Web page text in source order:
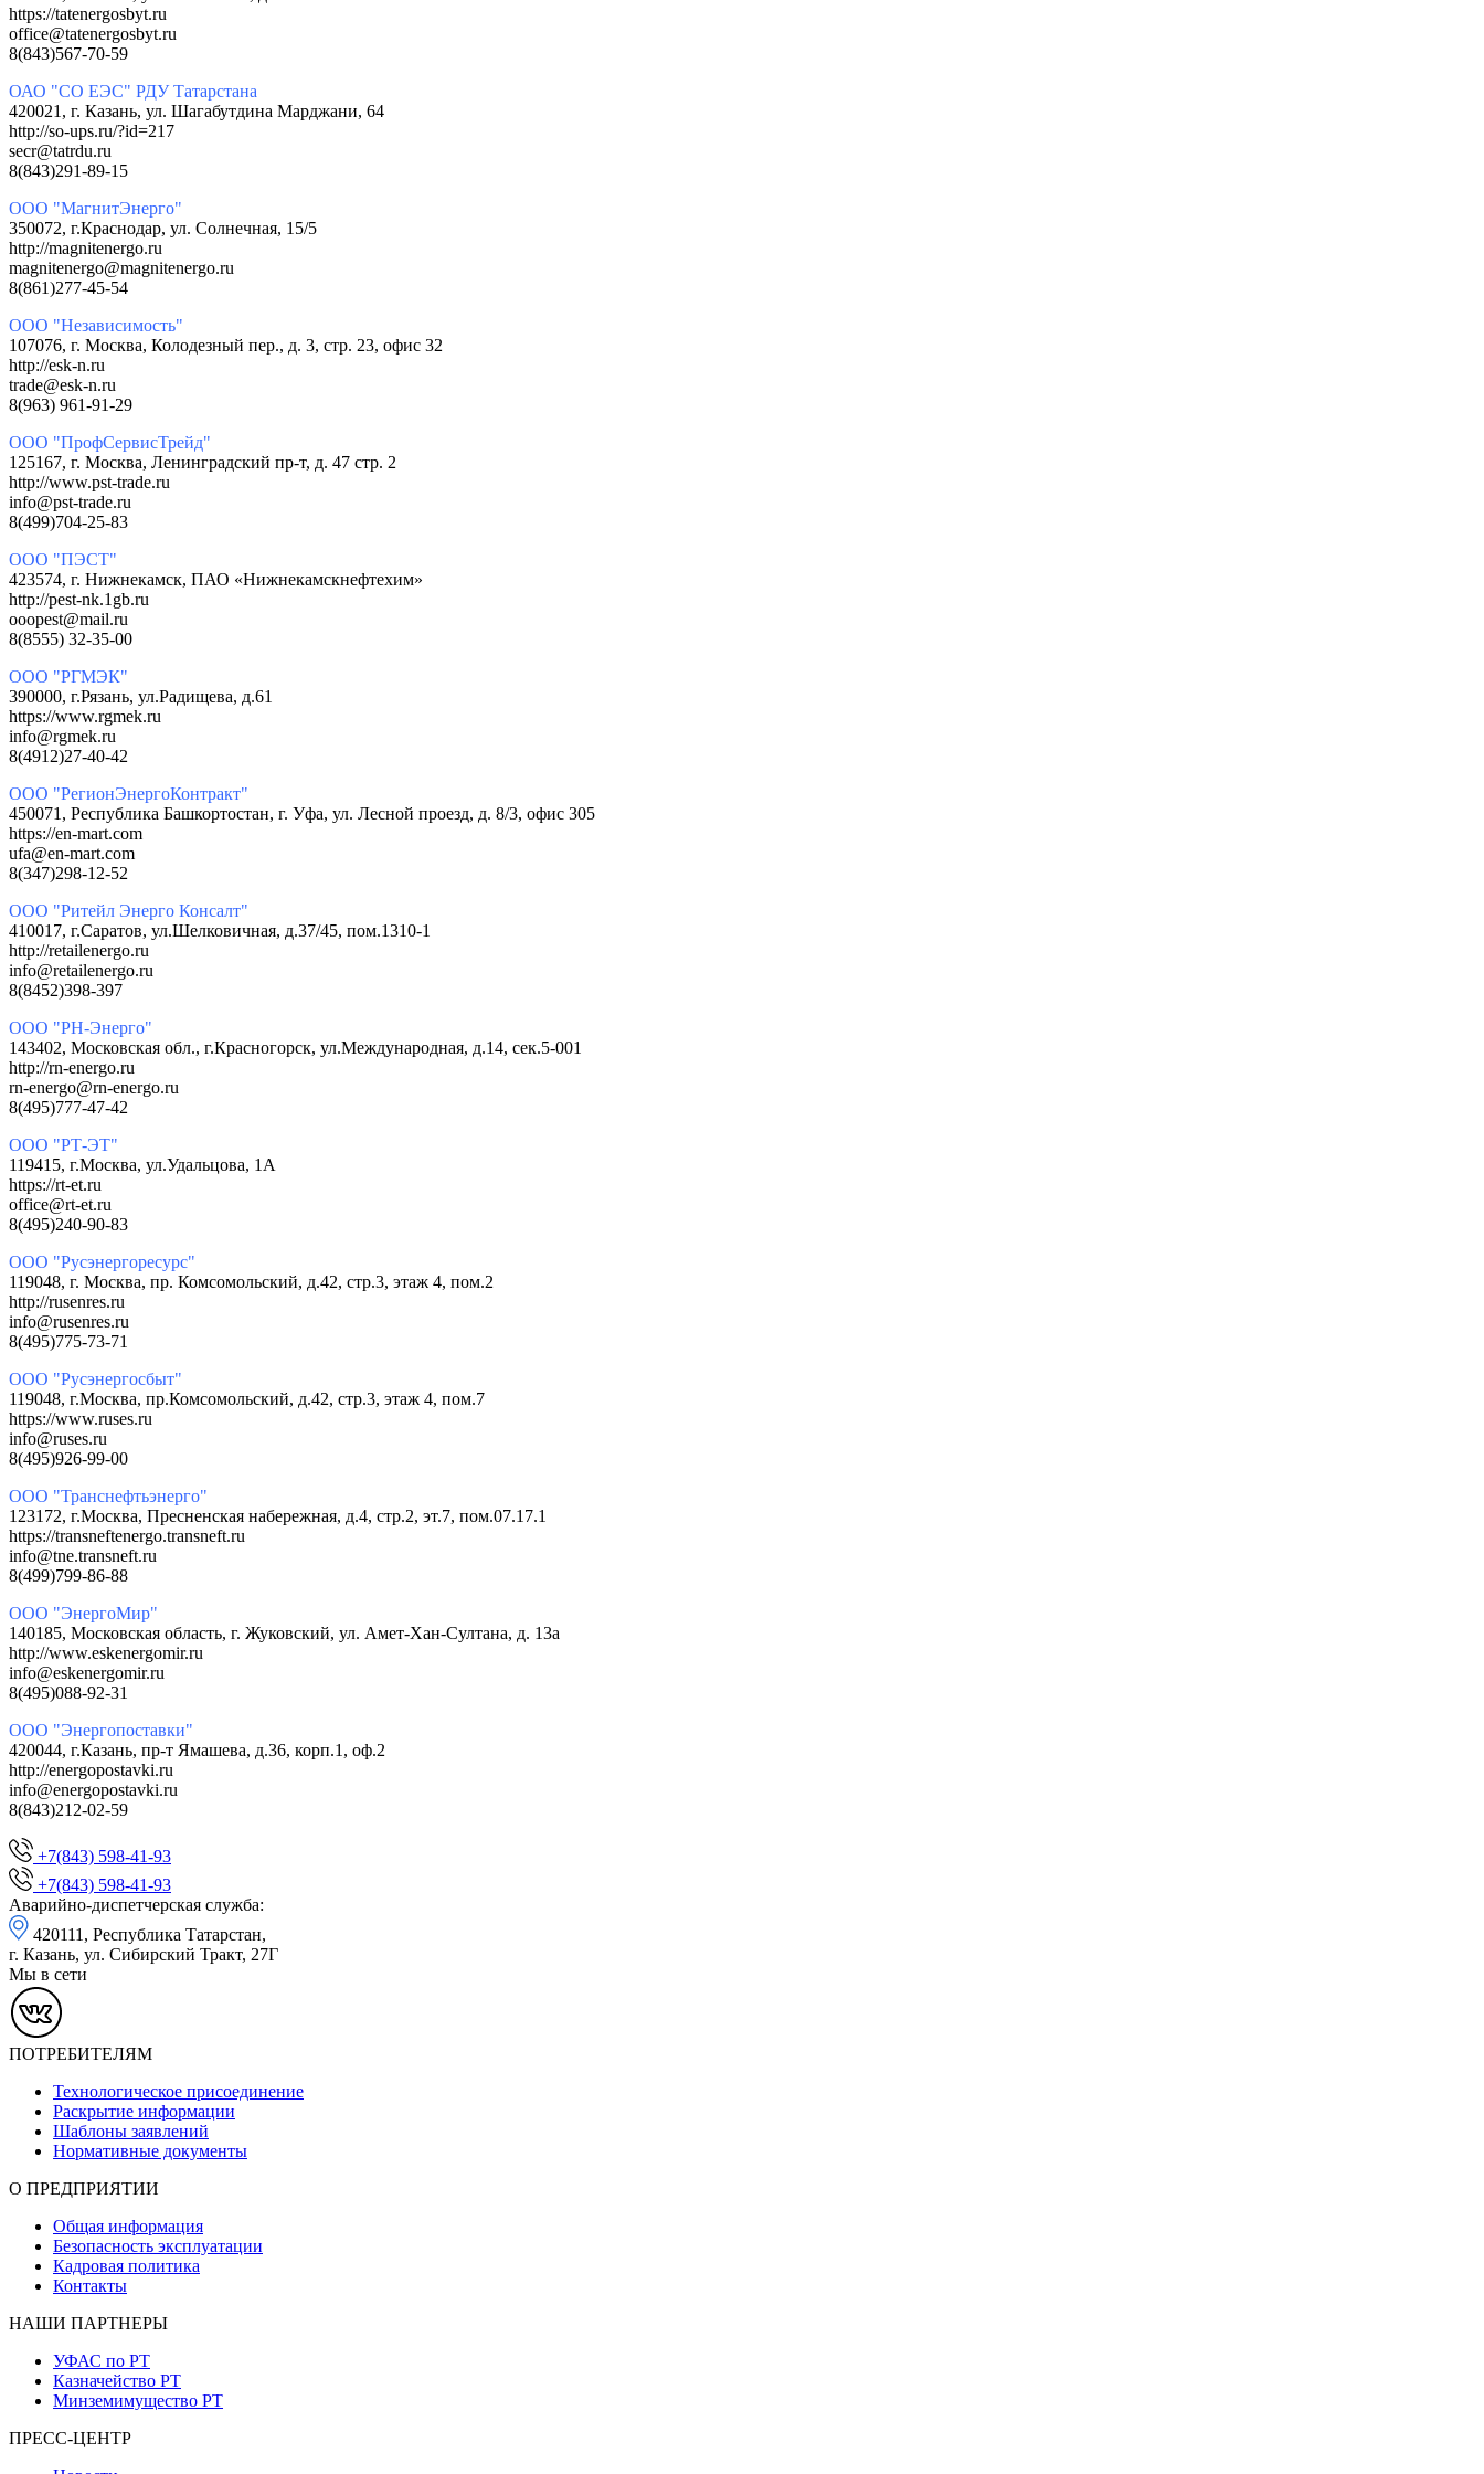
https://tatenergosbyt.ru
office@tatenergosbyt.ru
8(843)567-70-59
ОАО "СО ЕЭС" РДУ Татарстана
420021, г. Казань, ул. Шагабутдина Марджани, 64
http://so-ups.ru/?id=217
secr@tatrdu.ru
8(843)291-89-15
ООО "МагнитЭнерго"
350072, г.Краснодар, ул. Солнечная, 15/5
http://magnitenergo.ru
magnitenergo@magnitenergo.ru
8(861)277-45-54
ООО "Независимость"
107076, г. Москва, Колодезный пер., д. 3, стр. 23, офис 32
http://esk-n.ru
trade@esk-n.ru
8(963) 961-91-29
ООО "ПрофСервисТрейд"
125167, г. Москва, Ленинградский пр-т, д. 47 стр. 2
http://www.pst-trade.ru
info@pst-trade.ru
8(499)704-25-83
ООО "ПЭСТ"
423574, г. Нижнекамск, ПАО «Нижнекамскнефтехим»
http://pest-nk.1gb.ru
ooopest@mail.ru
8(8555) 32-35-00
ООО "РГМЭК"
390000, г.Рязань, ул.Радищева, д.61
https://www.rgmek.ru
info@rgmek.ru
8(4912)27-40-42
ООО "РегионЭнергоКонтракт"
450071, Республика Башкортостан, г. Уфа, ул. Лесной проезд, д. 8/3, офис 305
https://en-mart.com
ufa@en-mart.com
8(347)298-12-52
ООО "Ритейл Энерго Консалт"
410017, г.Саратов, ул.Шелковичная, д.37/45, пом.1310-1
http://retailenergo.ru
info@retailenergo.ru
8(8452)398-397
ООО "РН-Энерго"
143402, Московская обл., г.Красногорск, ул.Международная, д.14, сек.5-001
http://rn-energo.ru
rn-energo@rn-energo.ru
8(495)777-47-42
ООО "РТ-ЭТ"
119415, г.Москва, ул.Удальцова, 1А
https://rt-et.ru
office@rt-et.ru
8(495)240-90-83
ООО "Русэнергоресурс"
119048, г. Москва, пр. Комсомольский, д.42, стр.3, этаж 4, пом.2
http://rusenres.ru
info@rusenres.ru
8(495)775-73-71
ООО "Русэнергосбыт"
119048, г.Москва, пр.Комсомольский, д.42, стр.3, этаж 4, пом.7
https://www.ruses.ru
info@ruses.ru
8(495)926-99-00
ООО "Транснефтьэнерго"
123172, г.Москва, Пресненская набережная, д.4, стр.2, эт.7, пом.07.17.1
https://transneftenergo.transneft.ru
info@tne.transneft.ru
8(499)799-86-88
ООО "ЭнергоМир"
140185, Московская область, г. Жуковский, ул. Амет-Хан-Султана, д. 13а
http://www.eskenergomir.ru
info@eskenergomir.ru
8(495)088-92-31
ООО "Энергопоставки"
420044, г.Казань, пр-т Ямашева, д.36, корп.1, оф.2
http://energopostavki.ru
info@energopostavki.ru
8(843)212-02-59
+7(843) 598-41-93
+7(843) 598-41-93
Аварийно-диспетчерская служба:
420111, Республика Татарстан,
г. Казань, ул. Сибирский Тракт, 27Г
Мы в сети
ПОТРЕБИТЕЛЯМ
Технологическое присоединение
Раскрытие информации
Шаблоны заявлений
Нормативные документы
О ПРЕДПРИЯТИИ
Общая информация
Безопасность эксплуатации
Кадровая политика
Контакты
НАШИ ПАРТНЕРЫ
УФАС по РТ
Казначейство РТ
Минземимущество РТ
ПРЕСС-ЦЕНТР